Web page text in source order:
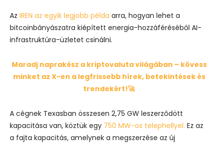
Az IREN az egyik legjobb példa arra, hogyan lehet a
bitcoinbányászatra kiépített energia-hozzáféréséből AI-
infrastruktúra-üzletet csinálni.
Maradj naprakész a kriptovaluta világában – kövess
minket az X-en a legfrissebb hírek, betekintések és
trendekért!🚀
A cégnek Texasban összesen 2,75 GW leszerződött
kapacitása van, köztük egy 750 MW-os telephellyel. Ez az
a fajta kapacitás, amelynek a megszerzése az új